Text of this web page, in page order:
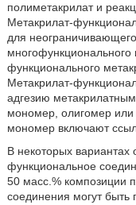
полиметакрилат и
Метакрилат-
для
многофункционального
функционального
Метакрилат-
адгезию
мономер, олигомер или
мономер включают
В некоторых вариантах
функциональное
50 масс.% композиции
соединения могут быть